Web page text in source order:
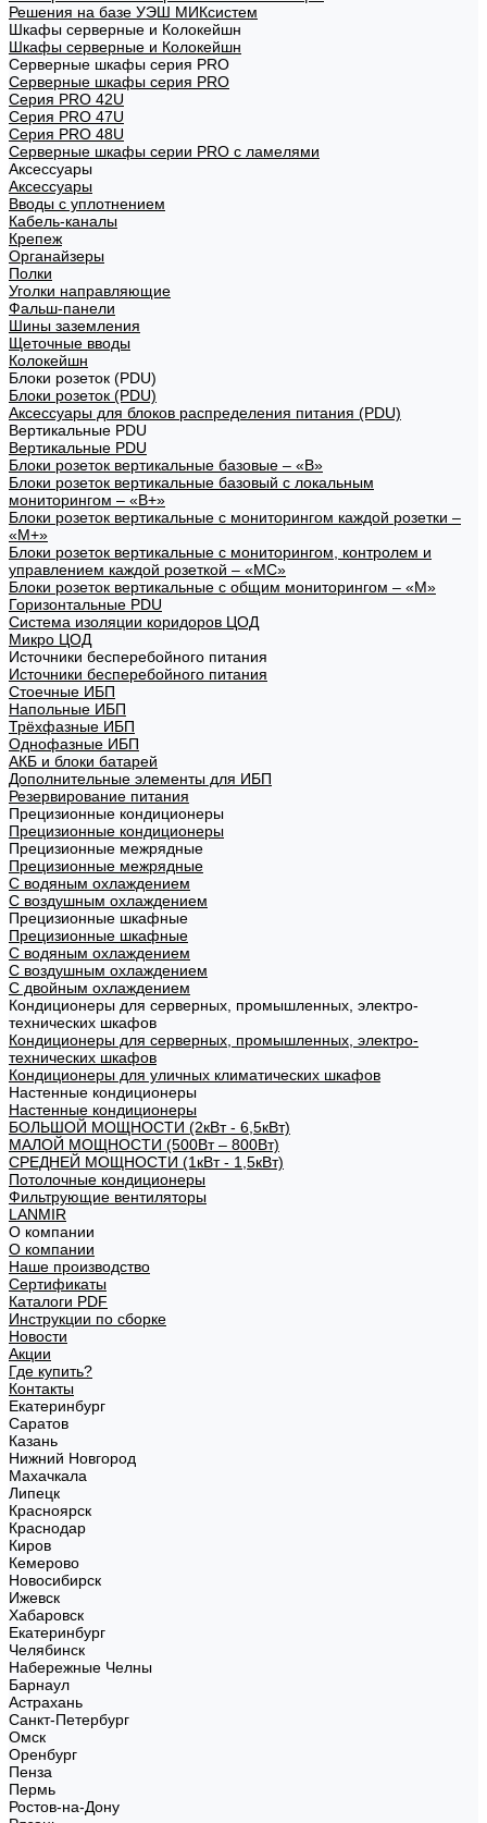
Решения на базе УЭШ МИКсистем
Шкафы серверные и Колокейшн
Шкафы серверные и Колокейшн
Серверные шкафы серия PRO
Серверные шкафы серия PRO
Серия PRO 42U
Серия PRO 47U
Серия PRO 48U
Серверные шкафы серии PRO с ламелями
Аксессуары
Аксессуары
Вводы с уплотнением
Кабель-каналы
Крепеж
Органайзеры
Полки
Уголки направляющие
Фальш-панели
Шины заземления
Щеточные вводы
Колокейшн
Блоки розеток (PDU)
Блоки розеток (PDU)
Аксессуары для блоков распределения питания (PDU)
Вертикальные PDU
Вертикальные PDU
Блоки розеток вертикальные базовые – «В»
Блоки розеток вертикальные базовый с локальным
мониторингом – «В+»
Блоки розеток вертикальные с мониторингом каждой розетки –
«М+»
Блоки розеток вертикальные с мониторингом, контролем и
управлением каждой розеткой – «МС»
Блоки розеток вертикальные с общим мониторингом – «М»
Горизонтальные PDU
Система изоляции коридоров ЦОД
Микро ЦОД
Источники бесперебойного питания
Источники бесперебойного питания
Стоечные ИБП
Напольные ИБП
Трёхфазные ИБП
Однофазные ИБП
АКБ и блоки батарей
Дополнительные элементы для ИБП
Резервирование питания
Прецизионные кондиционеры
Прецизионные кондиционеры
Прецизионные межрядные
Прецизионные межрядные
С водяным охлаждением
С воздушным охлаждением
Прецизионные шкафные
Прецизионные шкафные
С водяным охлаждением
С воздушным охлаждением
С двойным охлаждением
Кондиционеры для серверных, промышленных, электро-
технических шкафов
Кондиционеры для серверных, промышленных, электро-
технических шкафов
Кондиционеры для уличных климатических шкафов
Настенные кондиционеры
Настенные кондиционеры
БОЛЬШОЙ МОЩНОСТИ (2кВт - 6,5кВт)
МАЛОЙ МОЩНОСТИ (500Вт – 800Вт)
СРЕДНЕЙ МОЩНОСТИ (1кВт - 1,5кВт)
Потолочные кондиционеры
Фильтрующие вентиляторы
LANMIR
О компании
О компании
Наше производство
Сертификаты
Каталоги PDF
Инструкции по сборке
Новости
Акции
Где купить?
Контакты
Екатеринбург
Саратов
Казань
Нижний Новгород
Махачкала
Липецк
Красноярск
Краснодар
Киров
Кемерово
Новосибирск
Ижевск
Хабаровск
Екатеринбург
Челябинск
Набережные Челны
Барнаул
Астрахань
Санкт-Петербург
Омск
Оренбург
Пенза
Пермь
Ростов-на-Дону